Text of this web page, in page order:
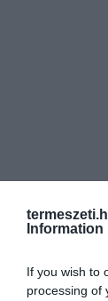
Information
If you wish to
processing of